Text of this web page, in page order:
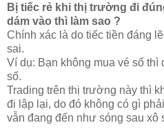
Bị tiếc rẻ khi thị trường đi
dám vào thì làm sao ?
Chính xác là do tiếc tiền đáng
sai.
Ví dụ: Bạn không mua vé số
số.
Trading trên thị trường này thì
đi lập lại, do đó không có gì
vẫn đang đến như sóng sau xô